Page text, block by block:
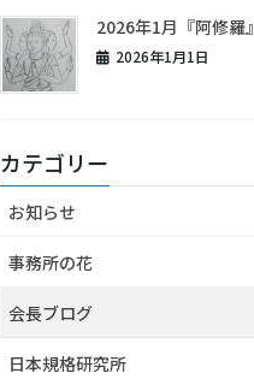
2026年1月『阿修羅』
2026年1月1日
カテゴリー
お知らせ
事務所の花
会長ブログ
日本規格研究所